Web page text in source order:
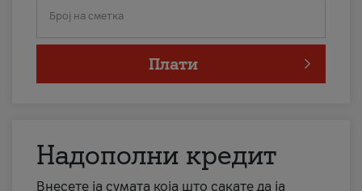
Број на сметка
Плати
Надополни кредит
Внесете ја сумата која што сакате да ја